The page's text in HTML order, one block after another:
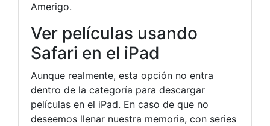
Amerigo.
Ver películas usando
Safari en el iPad
Aunque realmente, esta opción no entra
dentro de la categoría para descargar
películas en el iPad. En caso de que no
deseemos llenar nuestra memoria, con series